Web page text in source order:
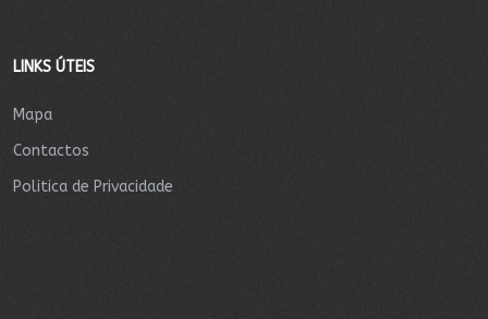
LINKS ÚTEIS
Mapa
Contactos
Politica de Privacidade